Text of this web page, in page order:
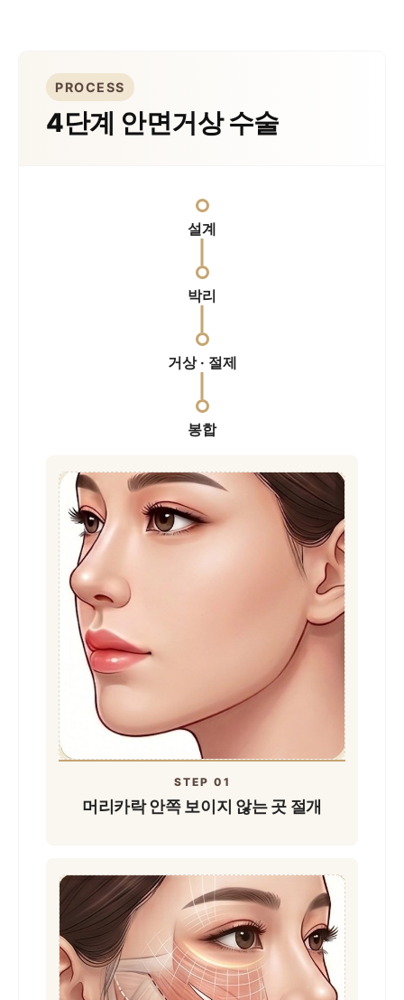
PROCESS
4단계 안면거상 수술
설계
박리
거상 · 절제
봉합
STEP 01
머리카락 안쪽보이지 않는 곳 절개